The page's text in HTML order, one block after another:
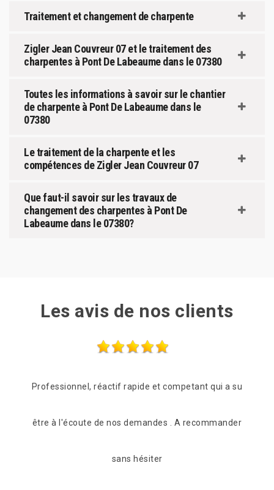
Traitement et changement de charpente
Zigler Jean Couvreur 07 et le traitement des
charpentes à Pont De Labeaume dans le 07380
Toutes les informations à savoir sur le chantier
de charpente à Pont De Labeaume dans le
07380
Le traitement de la charpente et les
compétences de Zigler Jean Couvreur 07
Que faut-il savoir sur les travaux de
changement des charpentes à Pont De
Labeaume dans le 07380?
Les avis de nos clients
Entreprise très sérieuse Très rapide et à l’écoute Très
compétente Je recommande fortement